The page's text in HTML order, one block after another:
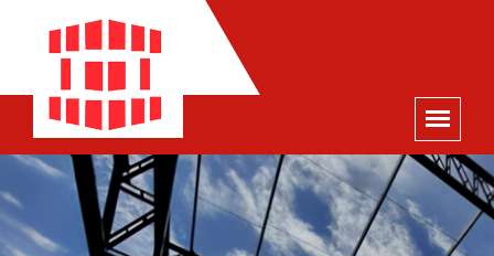
×
ORÇAMENTO